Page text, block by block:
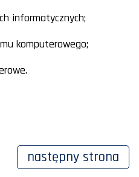
informatycznych;
komputerowego;
następny strona